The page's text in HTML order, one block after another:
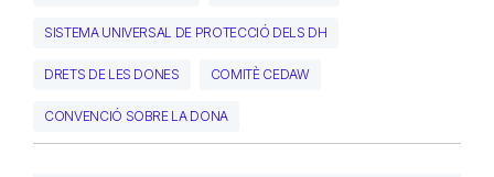
SISTEMA UNIVERSAL DE PROTECCIÓ DELS DH
DRETS DE LES DONES COMITÈ CEDAW
CONVENCIÓ SOBRE LA DONA